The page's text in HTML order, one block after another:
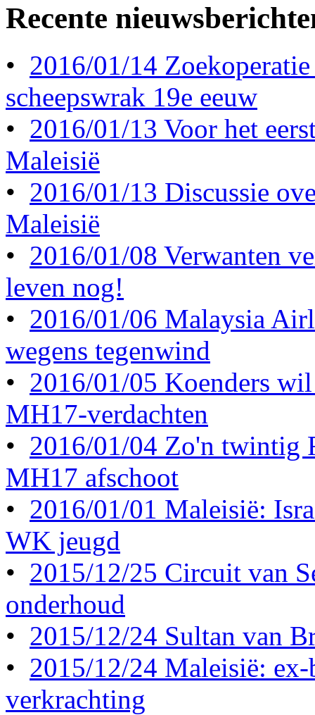
Recente
• 2016/01/14
scheepswrak 19e eeuw
• 2016/01/13 Voor het
Maleisië
• 2016/01/13 Discussie
Maleisië
• 2016/01/08 Verwanten
leven nog!
• 2016/01/06 Malaysia
wegens tegenwind
• 2016/01/05 Koenders
MH17-verdachten
• 2016/01/04 Zo'n twintig
MH17 afschoot
• 2016/01/01 Maleisië:
WK jeugd
• 2015/12/25 Circuit van
onderhoud
• 2015/12/24 Sultan van
• 2015/12/24 Maleisië:
verkrachting